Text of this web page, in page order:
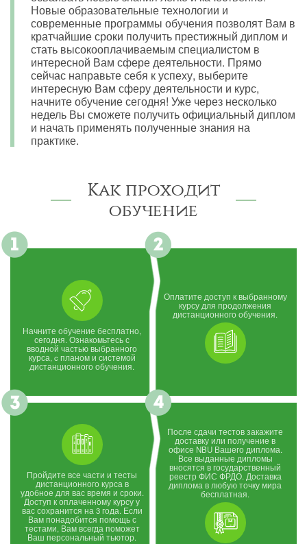
Новые образовательные технологии и
современные программы обучения позволят Вам в
кратчайшие сроки получить престижный диплом и
стать высокооплачиваемым специалистом в
интересной Вам сфере деятельности. Прямо
сейчас направьте себя к успеху, выберите
интересную Вам сферу деятельности и курс,
начните обучение сегодня! Уже через несколько
недель Вы сможете получить официальный диплом
и начать применять полученные знания на
практике.
Как проходит
обучение
Начните обучение бесплатно,
сегодня. Ознакомьтесь с
вводной частью выбранного
курса, c планом и системой
дистанционного обучения.
Оплатите доступ к выбранному
курсу для продолжения
дистанционного обучения.
Пройдите все части и тесты
дистанционного курса в
удобное для вас время и сроки.
Доступ к оплаченному курсу у
вас сохранится на 3 года. Если
Вам понадобится помощь с
тестами, Вам всегда поможет
Ваш персональный тьютор.
После сдачи тестов закажите
доставку или получение в
офисе NBU Вашего диплома.
Все выданные дипломы
вносятся в государственный
реестр ФИС ФРДО. Доставка
диплома в любую точку мира
бесплатная.